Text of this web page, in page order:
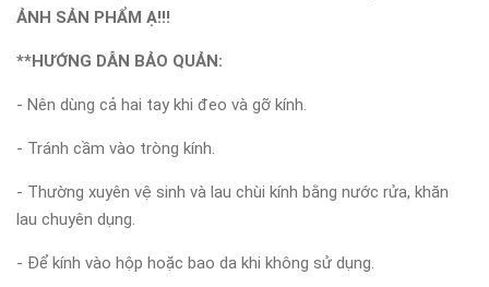
ẢNH SẢN PHẨM Ạ!!!
**HƯỚNG DẪN BẢO QUẢN:
- Nên dùng cả hai tay khi đeo và gỡ kính.
- Tránh cầm vào tròng kính.
- Thường xuyên vệ sinh và lau chùi kính bằng nước rửa, khăn
lau chuyên dụng.
- Để kính vào hộp hoặc bao da khi không sử dụng.